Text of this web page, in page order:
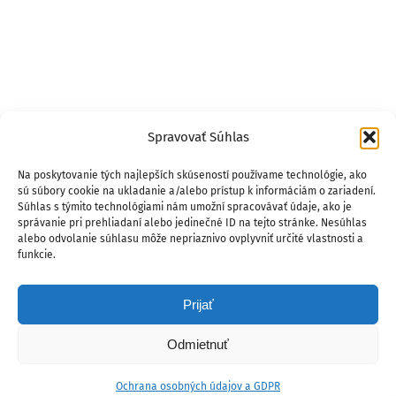
Spravovať Súhlas
Na poskytovanie tých najlepších skúseností používame technológie, ako
sú súbory cookie na ukladanie a/alebo prístup k informáciám o zariadení.
Súhlas s týmito technológiami nám umožní spracovávať údaje, ako je
správanie pri prehliadaní alebo jedinečné ID na tejto stránke. Nesúhlas
alebo odvolanie súhlasu môže nepriaznivo ovplyvniť určité vlastnosti a
funkcie.
Prijať
Odmietnuť
Ochrana osobných údajov a GDPR